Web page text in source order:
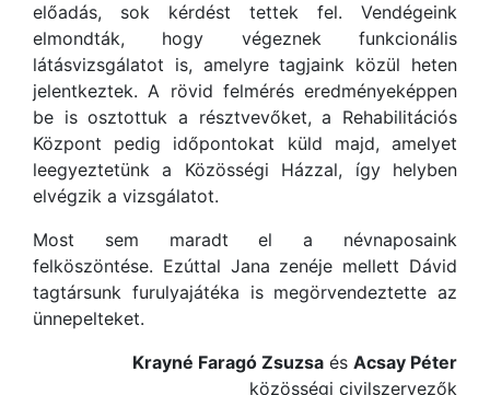
előadás, sok kérdést tettek fel. Vendégeink
elmondták, hogy végeznek funkcionális
látásvizsgálatot is, amelyre tagjaink közül heten
jelentkeztek. A rövid felmérés eredményeképpen
be is osztottuk a résztvevőket, a Rehabilitációs
Központ pedig időpontokat küld majd, amelyet
leegyeztetünk a Közösségi Házzal, így helyben
elvégzik a vizsgálatot.
Most sem maradt el a névnaposaink
felköszöntése. Ezúttal Jana zenéje mellett Dávid
tagtársunk furulyajátéka is megörvendeztette az
ünnepelteket.
Krayné Faragó Zsuzsa és Acsay Péter
közösségi civilszervezők